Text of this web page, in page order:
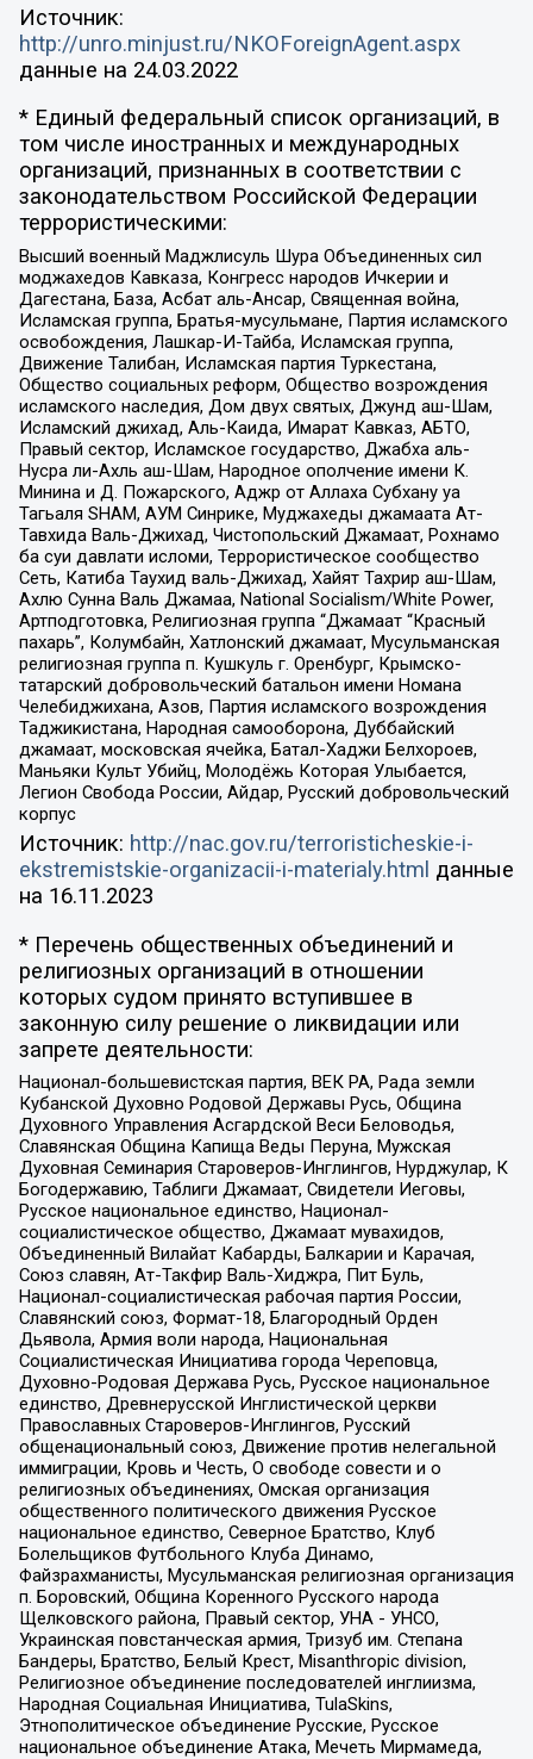
Источник:
http://unro.minjust.ru/NKOForeignAgent.aspx
данные на 24.03.2022
* Единый федеральный список организаций, в
том числе иностранных и международных
организаций, признанных в соответствии с
законодательством Российской Федерации
террористическими:
Высший военный Маджлисуль Шура Объединенных сил
моджахедов Кавказа, Конгресс народов Ичкерии и
Дагестана, База, Асбат аль-Ансар, Священная война,
Исламская группа, Братья-мусульмане, Партия исламского
освобождения, Лашкар-И-Тайба, Исламская группа,
Движение Талибан, Исламская партия Туркестана,
Общество социальных реформ, Общество возрождения
исламского наследия, Дом двух святых, Джунд аш-Шам,
Исламский джихад, Аль-Каида, Имарат Кавказ, АБТО,
Правый сектор, Исламское государство, Джабха аль-
Нусра ли-Ахль аш-Шам, Народное ополчение имени К.
Минина и Д. Пожарского, Аджр от Аллаха Субхану уа
Тагьаля SHAM, АУМ Синрике, Муджахеды джамаата Ат-
Тавхида Валь-Джихад, Чистопольский Джамаат, Рохнамо
ба суи давлати исломи, Террористическое сообщество
Сеть, Катиба Таухид валь-Джихад, Хайят Тахрир аш-Шам,
Ахлю Сунна Валь Джамаа, National Socialism/White Power,
Артподготовка, Религиозная группа “Джамаат “Красный
пахарь”, Колумбайн, Хатлонский джамаат, Мусульманская
религиозная группа п. Кушкуль г. Оренбург, Крымско-
татарский добровольческий батальон имени Номана
Челебиджихана, Азов, Партия исламского возрождения
Таджикистана, Народная самооборона, Дуббайский
джамаат, московская ячейка, Батал-Хаджи Белхороев,
Маньяки Культ Убийц, Молодёжь Которая Улыбается,
Легион Свобода России, Айдар, Русский добровольческий
корпус
Источник: http://nac.gov.ru/terroristicheskie-i-
ekstremistskie-organizacii-i-materialy.html данные
на 16.11.2023
* Перечень общественных объединений и
религиозных организаций в отношении
которых судом принято вступившее в
законную силу решение о ликвидации или
запрете деятельности:
Национал-большевистская партия, ВЕК РА, Рада земли
Кубанской Духовно Родовой Державы Русь, Община
Духовного Управления Асгардской Веси Беловодья,
Славянская Община Капища Веды Перуна, Мужская
Духовная Семинария Староверов-Инглингов, Нурджулар, К
Богодержавию, Таблиги Джамаат, Свидетели Иеговы,
Русское национальное единство, Национал-
социалистическое общество, Джамаат мувахидов,
Объединенный Вилайат Кабарды, Балкарии и Карачая,
Союз славян, Ат-Такфир Валь-Хиджра, Пит Буль,
Национал-социалистическая рабочая партия России,
Славянский союз, Формат-18, Благородный Орден
Дьявола, Армия воли народа, Национальная
Социалистическая Инициатива города Череповца,
Духовно-Родовая Держава Русь, Русское национальное
единство, Древнерусской Инглистической церкви
Православных Староверов-Инглингов, Русский
общенациональный союз, Движение против нелегальной
иммиграции, Кровь и Честь, О свободе совести и о
религиозных объединениях, Омская организация
общественного политического движения Русское
национальное единство, Северное Братство, Клуб
Болельщиков Футбольного Клуба Динамо,
Файзрахманисты, Мусульманская религиозная организация
п. Боровский, Община Коренного Русского народа
Щелковского района, Правый сектор, УНА - УНСО,
Украинская повстанческая армия, Тризуб им. Степана
Бандеры, Братство, Белый Крест, Misanthropic division,
Религиозное объединение последователей инглиизма,
Народная Социальная Инициатива, TulaSkins,
Этнополитическое объединение Русские, Русское
национальное объединение Атака, Мечеть Мирмамеда,